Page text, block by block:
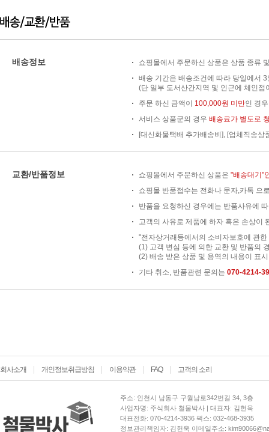
배송정보
쇼핑몰에서 주문하신 상품은 상품 종류
배송 기간은 배송조건에 따라 당일에서
(단 일부 도서산간지역 및 인근에 체인
주문 하신 금액이 100,000원 미만인 경
서비스 상품군의 경우 배송료가 별도로
[대신화물택배 추가배송비], [업체직송상
교환/반품정보 쇼핑몰에서 주문하신 상품은 "배송대기"
쇼핑몰 반품접수는 전화나 문자,카톡 으
반품을 요청하신 경우에는 반품사유에
고객의 사유로 제품에 하자 혹은 손상이
"전자상거래등에서의 소비자보호에 관
(1) 고객 변심 등에 의한 교환 및 반품의
(2) 배송 받은 상품 및 용역의 내용이 표
기타 취소, 반품관련 문의는 070-4214-
회사소개 개인정보취급방침 이용약관 FAQ 고객의 소리
주소: 인천시 남동구 구월남로342번길 34, 3층
사업자명: 주식회사 철물박사 | 대표자: 김헌욱
대표전화: 070-4214-3936 팩스: 032-468-3935
정보관리책임자: 김헌욱 이메일주소: